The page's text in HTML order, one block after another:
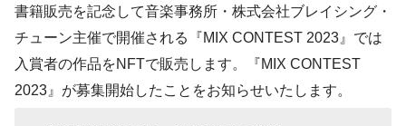
書籍販売を記念して音楽事務所・株式会社ブレイシング・
チューン主催で開催される『MIX CONTEST 2023』では
入賞者の作品をNFTで販売します。『MIX CONTEST
2023』が募集開始したことをお知らせいたします。